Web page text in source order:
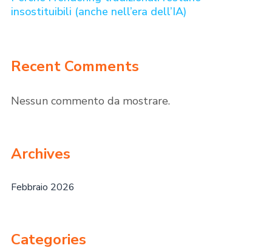
insostituibili (anche nell’era dell’IA)
Recent Comments
Nessun commento da mostrare.
Archives
Febbraio 2026
Categories